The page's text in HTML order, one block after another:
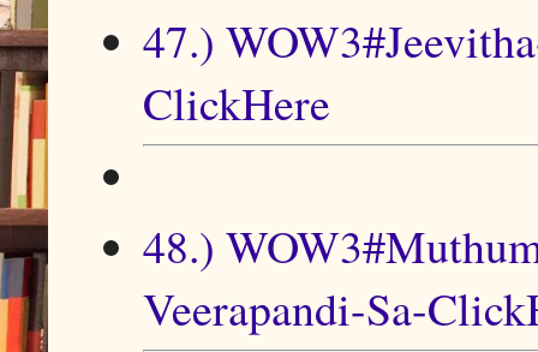
47.)
ClickHere
48.)
Veerapandi-Sa-